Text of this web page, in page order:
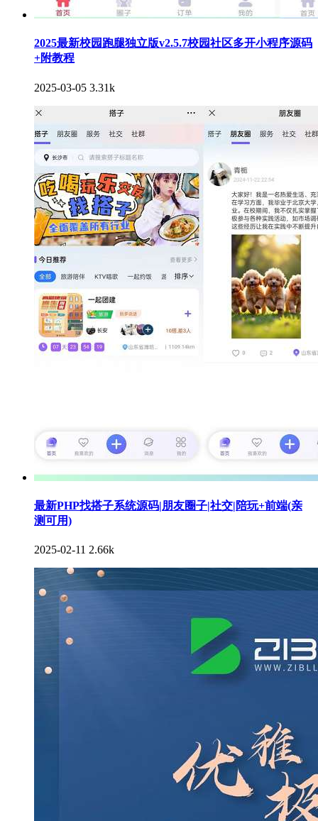
2025最新校园跑腿独立版v2.5.7校园社区多开小程序源码
+附教程
2025-03-05 3.31k
最新PHP找搭子系统源码|朋友圈子|社交|陪玩+前端(亲
测可用)
2025-02-11 2.66k